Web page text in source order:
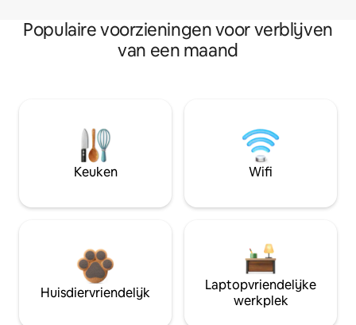
Populaire voorzieningen voor verblijven
van een maand
Keuken Wifi
Huisdiervriendelijk
Laptopvriendelijke
werkplek